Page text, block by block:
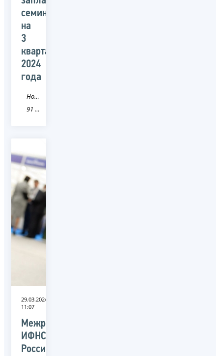
семинарах
на
3
квартал
2024
года
Новость
91 Республика Крым
29.03.2024
11:07
Межрайонная
ИФНС
России